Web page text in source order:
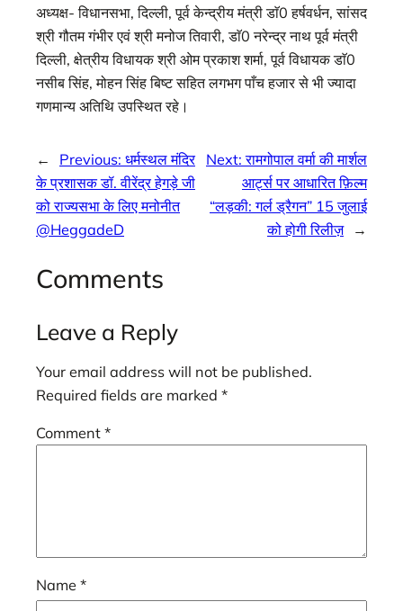
अध्यक्ष- विधानसभा, दिल्ली, पूर्व केन्द्रीय मंत्री डाॅ0 हर्षवर्धन, सांसद
श्री गौतम गंभीर एवं श्री मनोज तिवारी, डाॅ0 नरेन्द्र नाथ पूर्व मंत्री
दिल्ली, क्षेत्रीय विधायक श्री ओम प्रकाश शर्मा, पूर्व विधायक डाॅ0
नसीब सिंह, मोहन सिंह बिष्ट सहित लगभग पाँच हजार से भी ज्यादा
गणमान्य अतिथि उपस्थित रहे।
← Previous: धर्मस्थल मंदिर
के प्रशासक डॉ. वीरेंद्र हेगड़े जी
को राज्यसभा के लिए मनोनीत
@HeggadeD
Next:रामगोपाल वर्मा की मार्शल
आर्ट्स पर आधारित फ़िल्म
“लड़की: गर्ल ड्रैगन” 15 जुलाई
को होगी रिलीज़
→
Comments
Leave a Reply
Your email address will not be published.
Required fields are marked *
Comment *
Name *